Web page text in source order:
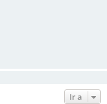
Ir a